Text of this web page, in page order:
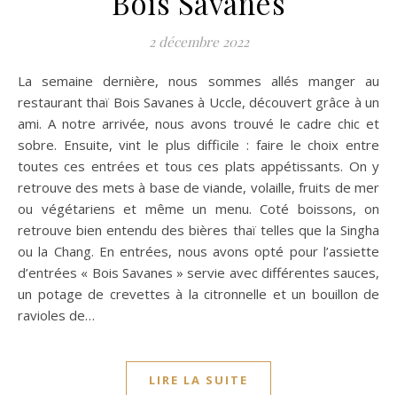
2 décembre 2022
La semaine dernière, nous sommes allés manger au
restaurant thaï Bois Savanes à Uccle, découvert grâce à un
ami. A notre arrivée, nous avons trouvé le cadre chic et
sobre. Ensuite, vint le plus difficile : faire le choix entre
toutes ces entrées et tous ces plats appétissants. On y
retrouve des mets à base de viande, volaille, fruits de mer
ou végétariens et même un menu. Coté boissons, on
retrouve bien entendu des bières thaï telles que la Singha
ou la Chang. En entrées, nous avons opté pour l’assiette
d’entrées « Bois Savanes » servie avec différentes sauces,
un potage de crevettes à la citronnelle et un bouillon de
ravioles de…
LIRE LA SUITE